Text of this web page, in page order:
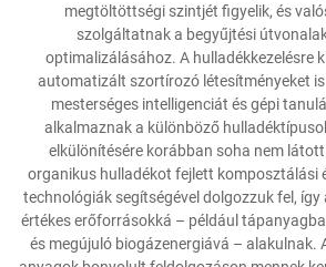
megtöltöttségi szintjét figyelik, és
szolgáltatnak a begyűjtési
optimalizálásához. A hulladékkezelésre
automatizált szortírozó létesítményeket
mesterséges intelligenciát és gépi
alkalmaznak a különböző
elkülönítésére korábban soha nem
organikus hulladékot fejlett komposztálási
technológiák segítségével dolgozzuk fel,
értékes erőforrásokká – például
és megújuló biogázenergiává – alakulnak.